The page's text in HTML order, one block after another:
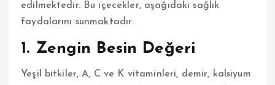
edilmektedir. Bu içecekler, aşağıdaki sağlık
faydalarını sunmaktadır:
1. Zengin Besin Değeri
Yeşil bitkiler, A, C ve K vitaminleri, demir, kalsiyum